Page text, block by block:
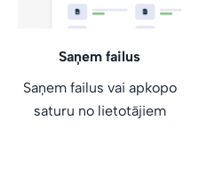
Saņem failus
Saņem failus vai apkopo
saturu no lietotājiem